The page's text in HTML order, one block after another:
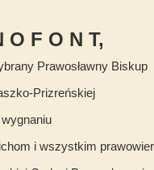
O F O N T,
Prawosławny Biskup
Prizreńskiej
wygnaniu
i wszystkim